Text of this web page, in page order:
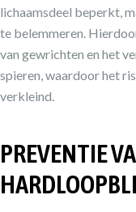
lichaamsdeel beperkt,
te belemmeren.
van gewrichten en het
spieren, waardoor het
verkleind.
PREVENTIE